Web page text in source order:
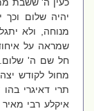
יהיה שלום וכך
מנוחה, ולא
שמראה על
חל שם ה' שלום.
מחול לקודש
תרי דאיגרי בהו
איקלע רבי מאיר